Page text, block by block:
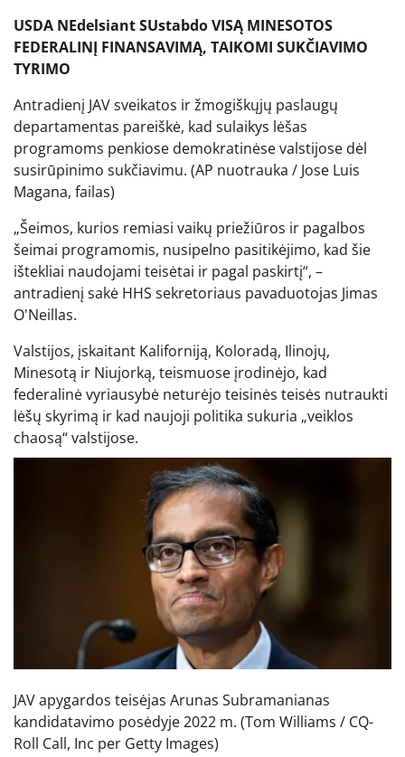
USDA NEdelsiant SUstabdo VISĄ MINESOTOS
FEDERALINĮ FINANSAVIMĄ, TAIKOMI SUKČIAVIMO
TYRIMO
Antradienį JAV sveikatos ir žmogiškųjų paslaugų
departamentas pareiškė, kad sulaikys lėšas
programoms penkiose demokratinėse valstijose dėl
susirūpinimo sukčiavimu. (AP nuotrauka / Jose Luis
Magana, failas)
„Šeimos, kurios remiasi vaikų priežiūros ir pagalbos
šeimai programomis, nusipelno pasitikėjimo, kad šie
ištekliai naudojami teisėtai ir pagal paskirtį“, –
antradienį sakė HHS sekretoriaus pavaduotojas Jimas
O'Neillas.
Valstijos, įskaitant Kaliforniją, Koloradą, Ilinojų,
Minesotą ir Niujorką, teismuose įrodinėjo, kad
federalinė vyriausybė neturėjo teisinės teisės nutraukti
lėšų skyrimą ir kad naujoji politika sukuria „veiklos
chaosą“ valstijose.
JAV apygardos teisėjas Arunas Subramanianas
kandidatavimo posėdyje 2022 m. (Tom Williams / CQ-
Roll Call, Inc per Getty Images)